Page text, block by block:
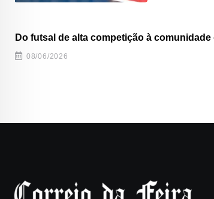
Do futsal de alta competição à comunidade
08/06/2026